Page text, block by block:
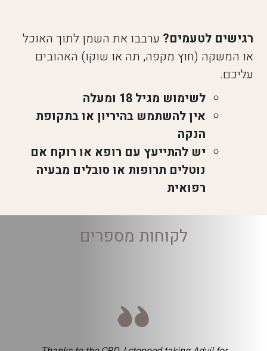
רגישים לטעמים? ערבבו את השמן לתוך האוכל
או המשקה (חוץ מקפה, תה או שוקו) האהובים
עליכם.
לשימוש מגיל 18 ומעלה
אין להשתמש בהיריון או בתקופת
הנקה
יש להתייעץ עם רופא או רוקח אם
נוטלים תרופות או סובלים מבעיה
רפואית
לקוחות מספרים